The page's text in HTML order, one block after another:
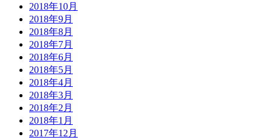
2018年10月
2018年9月
2018年8月
2018年7月
2018年6月
2018年5月
2018年4月
2018年3月
2018年2月
2018年1月
2017年12月